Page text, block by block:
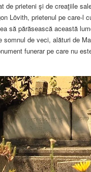
de prieteni şi de creaţiile
Lövith, prietenul pe care-l
să părăsească această
somnul de veci, alături de
funerar pe care nu